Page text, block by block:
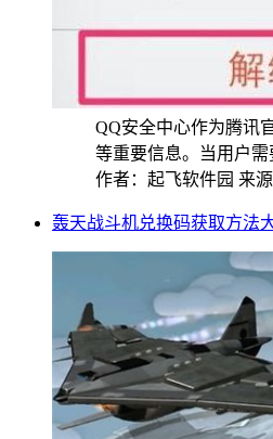
QQ安全中心作为腾讯
等重要信息。当用户
作者：起飞软件园 来
轰天战斗机兑换码获取方法